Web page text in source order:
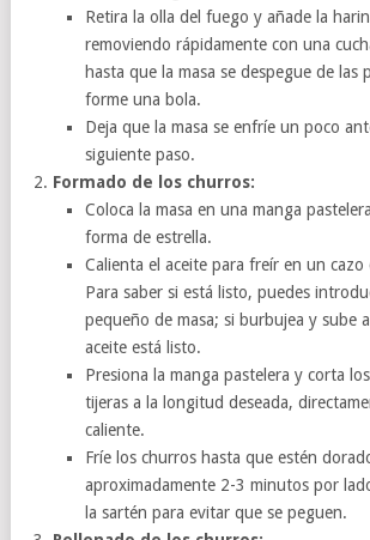
Retira la olla del fuego y añade la
removiendo rápidamente con una
hasta que la masa se despegue de las
forme una bola.
Deja que la masa se enfríe un poco
siguiente paso.
Formado de los churros:
Coloca la masa en una manga
forma de estrella.
Calienta el aceite para freír en un
Para saber si está listo, puedes
pequeño de masa; si burbujea y sube
aceite está listo.
Presiona la manga pastelera y corta
tijeras a la longitud deseada,
caliente.
Fríe los churros hasta que estén
aproximadamente 2-3 minutos por
la sartén para evitar que se peguen.